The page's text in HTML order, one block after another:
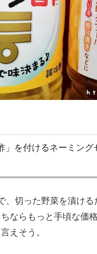
」を付けるネーミング
、切った野菜を漬け
ならもっと手頃な価
えそう。